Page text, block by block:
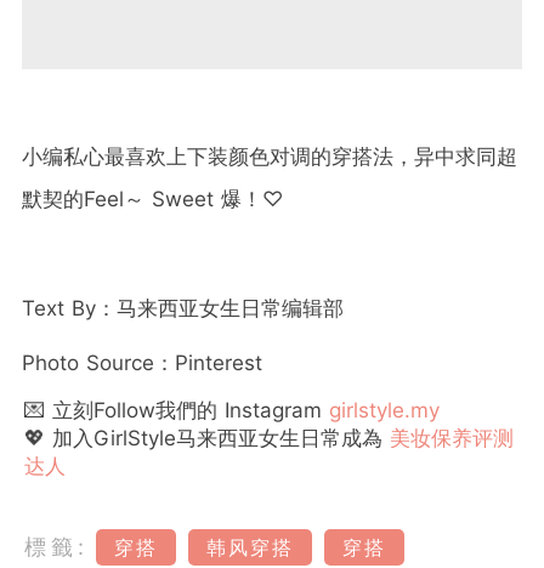
小编私心最喜欢上下装颜色对调的穿搭法，异中求同超
默契的Feel～ Sweet 爆！♡
Text By：马来西亚女生日常编辑部
Photo Source：Pinterest
💌 立刻Follow我們的 Instagram girlstyle.my
💖 加入GirlStyle马来西亚女生日常成為 美妆保养评测
达人
標籤: 穿搭 韩风穿搭
穿搭